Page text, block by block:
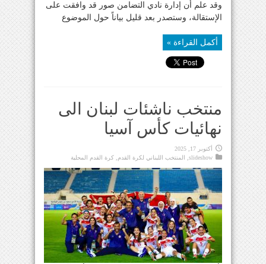
وقد علم أن إدارة نادي التضامن صور قد وافقت على
الإستقالة، وستصدر بعد قليل بياناً حول الموضوع
أكمل القراءة »
منتخب ناشئات لبنان الى
نهائيات كأس آسيا
أكتوبر 17, 2025
slideshow
المنتخب اللبناني لكرة القدم كرة القدم المحلية